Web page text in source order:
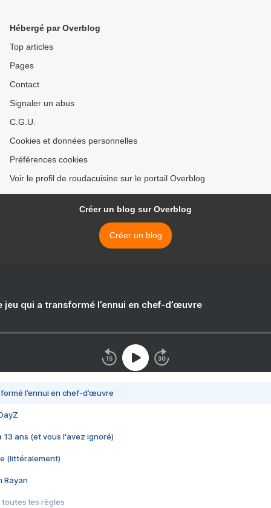
Hébergé par Overblog
Top articles
Pages
Contact
Signaler un abus
C.G.U.
Cookies et données personnelles
Préférences cookies
Voir le profil de roudacuisine sur le portail Overblog
Créer un blog sur Overblog
Créer un blog
jeu qui a transformé l’ennui en chef-d’œuvre
l’ennui en chef-d’œuvre
13 ans (et vous l'avez ignoré)
(littéralement)
Rayan
toutes les règles